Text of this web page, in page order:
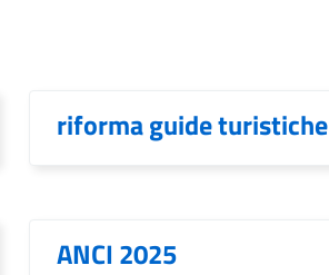
riforma guide turistiche
ANCI 2025